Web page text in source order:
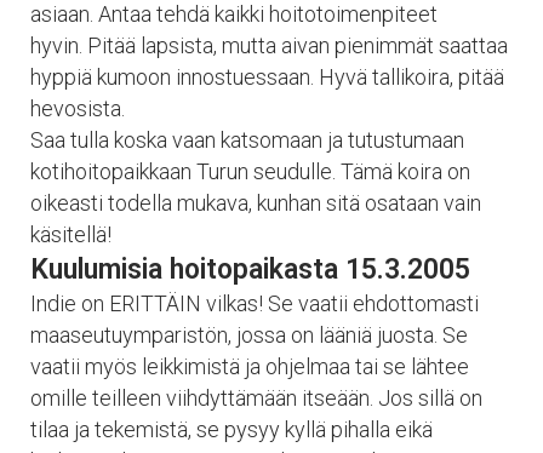
asiaan. Antaa tehdä kaikki hoitotoimenpiteet
hyvin. Pitää lapsista, mutta aivan pienimmät saattaa
hyppiä kumoon innostuessaan. Hyvä tallikoira, pitää
hevosista.
Saa tulla koska vaan katsomaan ja tutustumaan
kotihoitopaikkaan Turun seudulle. Tämä koira on
oikeasti todella mukava, kunhan sitä osataan vain
käsitellä!
Kuulumisia hoitopaikasta 15.3.2005
Indie on ERITTÄIN vilkas! Se vaatii ehdottomasti
maaseutuymparistön, jossa on lääniä juosta. Se
vaatii myös leikkimistä ja ohjelmaa tai se lähtee
omille teilleen viihdyttämään itseään. Jos sillä on
tilaa ja tekemistä, se pysyy kyllä pihalla eikä